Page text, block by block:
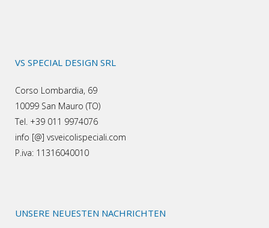
VS SPECIAL DESIGN SRL
Corso Lombardia, 69
10099 San Mauro (TO)
Tel. +39 011 9974076
info [@] vsveicolispeciali.com
P.iva: 11316040010
UNSERE NEUESTEN NACHRICHTEN